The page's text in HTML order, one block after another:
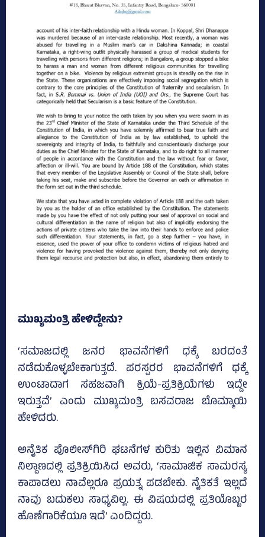
ಮುಖ್ಯಮಂತ್ರಿ ಹೇಳಿದ್ದೇನು?
‘ಸಮಾಜದಲ್ಲಿ ಜನರ ಭಾವನೆಗಳಿಗೆ ಧಕ್ಕೆ ಬರದಂತೆ
ನಡೆದುಕೊಳ್ಳಬೇಕಾಗುತ್ತದೆ. ಪರಸ್ಪರರ ಭಾವನೆಗಳಿಗೆ ಧಕ್ಕೆ
ಉಂಟಾದಾಗ ಸಹಜವಾಗಿ ಕ್ರಿಯೆ-ಪ್ರತಿಕ್ರಿಯೆಗಳು ಇದ್ದೇ
ಇರುತ್ತವೆ’ ಎಂದು ಮುಖ್ಯಮಂತ್ರಿ ಬಸವರಾಜ ಬೊಮ್ಮಾಯಿ
ಹೇಳಿದರು.
ಅನೈತಿಕ ಪೊಲೀಸ್‌ಗಿರಿ ಘಟನೆಗಳ ಕುರಿತು ಇಲ್ಲಿನ ವಿಮಾನ
ನಿಲ್ದಾಣದಲ್ಲಿ ಪ್ರತಿಕ್ರಿಯಿಸಿದ ಅವರು, ‘ಸಾಮಾಜಿಕ ಸಾಮರಸ್ಯ
ಕಾಪಾಡಲು ನಾವೆಲ್ಲರೂ ಪ್ರಯತ್ನ ಪಡಬೇಕು. ನೈತಿಕತೆ ಇಲ್ಲದೆ
ನಾವು ಬದುಕಲು ಸಾಧ್ಯವಿಲ್ಲ. ಈ ವಿಷಯದಲ್ಲಿ ಪ್ರತಿಯೊಬ್ಬರ
ಹೊಣೆಗಾರಿಕೆಯೂ ಇದೆ’ ಎಂದಿದ್ದರು.